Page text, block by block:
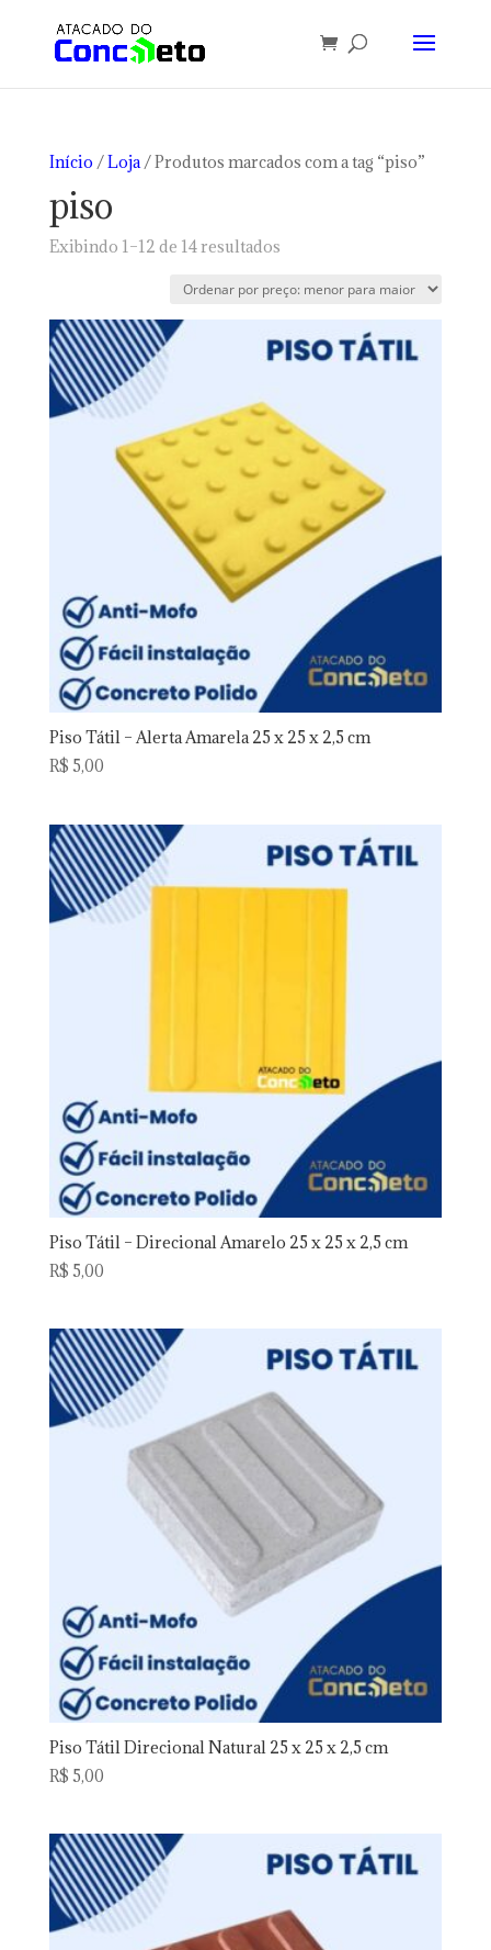
Início /Loja/ Produtos marcados com a tag “piso”
piso
Exibindo 1–12 de 14 resultadosClassificado
preço:
baixo
para
Piso Tátil – Alerta Amarela 25 x 25 x 2,5 cm
R$ 5,00
Piso Tátil – Direcional Amarelo 25 x 25 x 2,5 cm
R$ 5,00
Piso Tátil Direcional Natural 25 x 25 x 2,5 cm
R$ 5,00